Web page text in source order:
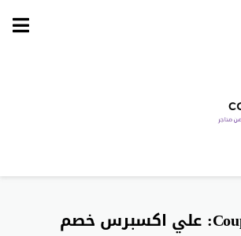
Skip
علي اكسبرس خصم